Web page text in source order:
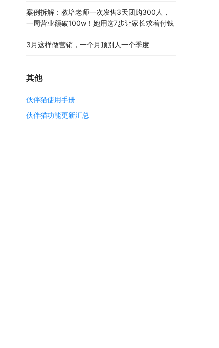
案例拆解：教培老师一次发售3天团购300人，
一周营业额破100w！她用这7步让家长求着付钱
3月这样做营销，一个月顶别人一个季度
其他
伙伴猫使用手册
伙伴猫功能更新汇总